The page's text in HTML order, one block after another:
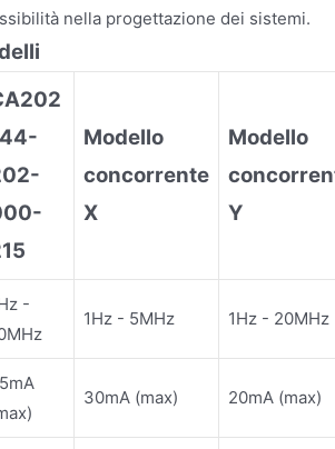
nella progettazione dei sistemi.
Modello
concorrente
X
Modello
Y
-
1Hz - 5MHz 1Hz - 20MHz
30mA (max) 20mA (max)